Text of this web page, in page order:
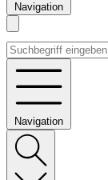
Navigation
Navigation